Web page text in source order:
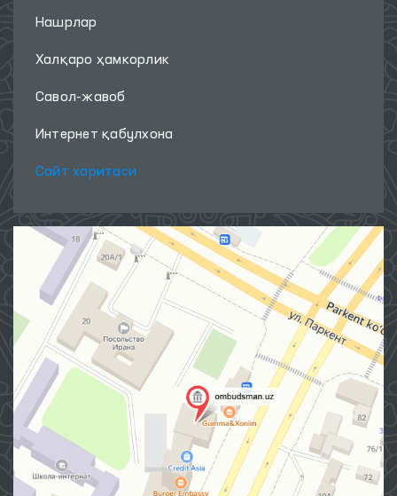
Нашрлар
Халқаро ҳамкорлик
Савол-жавоб
Интернет қабулхона
Сайт харитаси